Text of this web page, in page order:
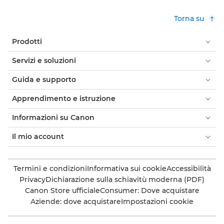
Torna su
Prodotti
Servizi e soluzioni
Guida e supporto
Apprendimento e istruzione
Informazioni su Canon
Il mio account
Termini e condizioniInformativa sui cookieAccessibilità
PrivacyDichiarazione sulla schiavitù moderna (PDF)
Canon Store ufficialeConsumer: Dove acquistare
Aziende: dove acquistareImpostazioni cookie